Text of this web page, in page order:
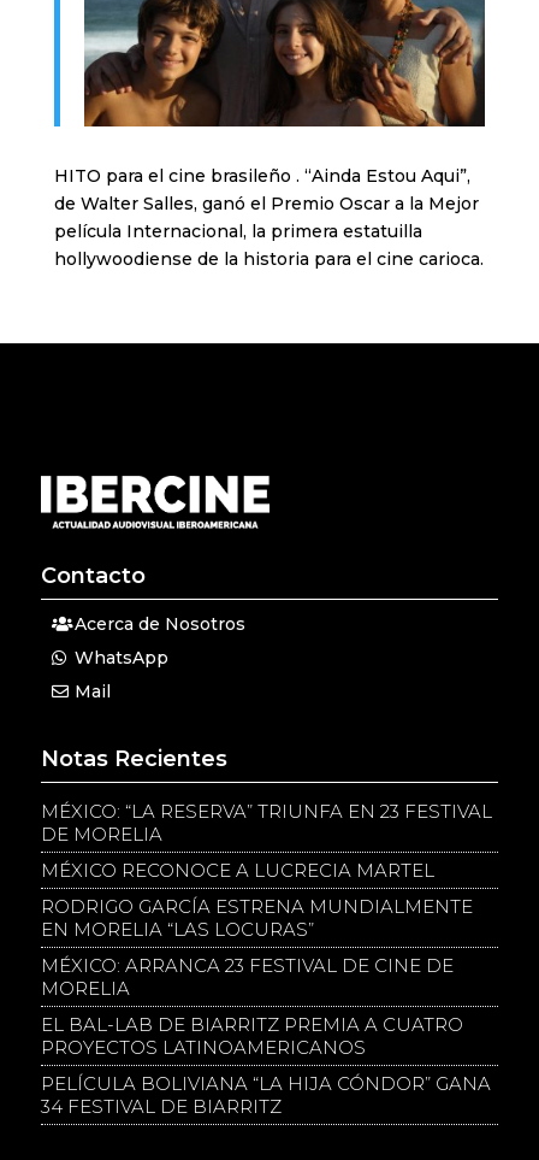
HITO para el cine brasileño . “Ainda Estou Aqui”,
de Walter Salles, ganó el Premio Oscar a la Mejor
película Internacional, la primera estatuilla
hollywoodiense de la historia para el cine carioca.
Contacto
Acerca de Nosotros
WhatsApp
Mail
Notas Recientes
MÉXICO: “LA RESERVA” TRIUNFA EN 23 FESTIVAL
DE MORELIA
MÉXICO RECONOCE A LUCRECIA MARTEL
RODRIGO GARCÍA ESTRENA MUNDIALMENTE
EN MORELIA “LAS LOCURAS”
MÉXICO: ARRANCA 23 FESTIVAL DE CINE DE
MORELIA
EL BAL-LAB DE BIARRITZ PREMIA A CUATRO
PROYECTOS LATINOAMERICANOS
PELÍCULA BOLIVIANA “LA HIJA CÓNDOR” GANA
34 FESTIVAL DE BIARRITZ